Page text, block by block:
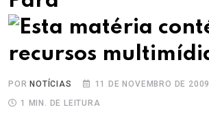
POR NOTÍCIAS
11 DE NOVEMBRO DE 2009
1 MIN. DE LEITURA